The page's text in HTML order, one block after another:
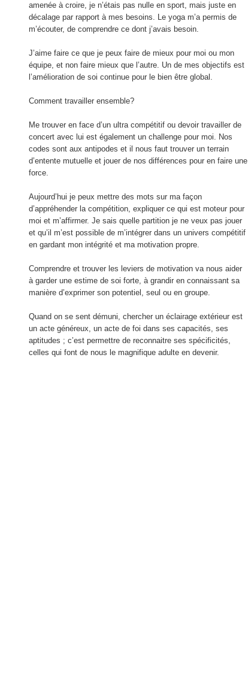
amenée à croire, je n’étais pas nulle en sport, mais juste en
décalage par rapport à mes besoins. Le yoga m’a permis de
m’écouter, de comprendre ce dont j’avais besoin.
J’aime faire ce que je peux faire de mieux pour moi ou mon
équipe, et non faire mieux que l’autre. Un de mes objectifs est
l’amélioration de soi continue pour le bien être global.
Comment travailler ensemble?
Me trouver en face d’un ultra compétitif ou devoir travailler de
concert avec lui est également un challenge pour moi. Nos
codes sont aux antipodes et il nous faut trouver un terrain
d’entente mutuelle et jouer de nos différences pour en faire une
force.
Aujourd’hui je peux mettre des mots sur ma façon
d’appréhender la compétition, expliquer ce qui est moteur pour
moi et m’affirmer. Je sais quelle partition je ne veux pas jouer
et qu’il m’est possible de m’intégrer dans un univers compétitif
en gardant mon intégrité et ma motivation propre.
Comprendre et trouver les leviers de motivation va nous aider
à garder une estime de soi forte, à grandir en connaissant sa
manière d’exprimer son potentiel, seul ou en groupe.
Quand on se sent démuni, chercher un éclairage extérieur est
un acte généreux, un acte de foi dans ses capacités, ses
aptitudes ; c’est permettre de reconnaitre ses spécificités,
celles qui font de nous le magnifique adulte en devenir.